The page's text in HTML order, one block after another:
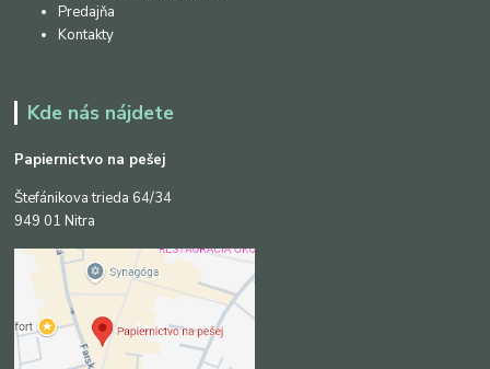
Predajňa
Kontakty
Kde nás nájdete
Papiernictvo na pešej
Štefánikova trieda 64/34
949 01 Nitra